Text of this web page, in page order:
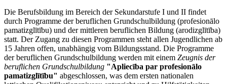
Die Berufsbildung im Bereich der Sekundarstufe I und II findet
durch Programme der beruflichen Grundschulbildung (profesionālo
pamatizglītību) und der mittleren beruflichen Bildung (arodizglītība)
statt. Der Zugang zu diesen Programmen steht allen Jugendlichen ab
15 Jahren offen, unabhängig vom Bildungsstand. Die Programme
der beruflichen Grundschulbildung werden mit einem Zeugnis der
beruflichen Grundschulbildung "Apliecība par profesionālo
pamatizglītību" abgeschlossen, was dem ersten nationalen